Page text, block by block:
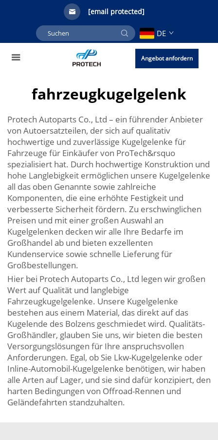
[email protected]
DE
Angebot anfordern
fahrzeugkugelgelenk
Protech Autoparts Co., Ltd – ein führender Anbieter
von Autoersatzteilen, der sich auf qualitativ
hochwertige und zuverlässige Kugelgelenke für
Fahrzeuge für Einkäufer von ProTech&rsquo
spezialisiert hat. Durch hochwertige Konstruktion und
hohe Langlebigkeit ermöglichen unsere Kugelgelenke
all das oben Genannte sowie zahlreiche
Komponenten, die eine erhöhte Festigkeit und
verbesserte Sicherheit fördern. Zu erschwinglichen
Preisen und mit einer großen Auswahl an
Kugelgelenken decken wir alle Ihre Bedarfe im
Großhandel ab und bieten exzellenten
Kundenservice sowie schnelle Lieferung für
Großbestellungen.
Hier bei Protech Autoparts Co., Ltd legen wir großen
Wert auf Qualität und langlebige
Fahrzeugkugelgelenke. Unsere Kugelgelenke
bestehen aus einem Material, das direkt auf das
Kugelende des Bolzens geschmiedet wird. Qualitäts-
Großhändler, glauben Sie uns, wir bieten die besten
Versorgungslösungen für Ihre anspruchsvollen
Anforderungen. Egal, ob Sie Lkw-Kugelgelenke oder
Inline-Automobil-Kugelgelenke benötigen, wir haben
alle Arten auf Lager, und sie sind dafür konzipiert, den
harten Bedingungen von Offroad-Rennen und
Geländefahrten standzuhalten.